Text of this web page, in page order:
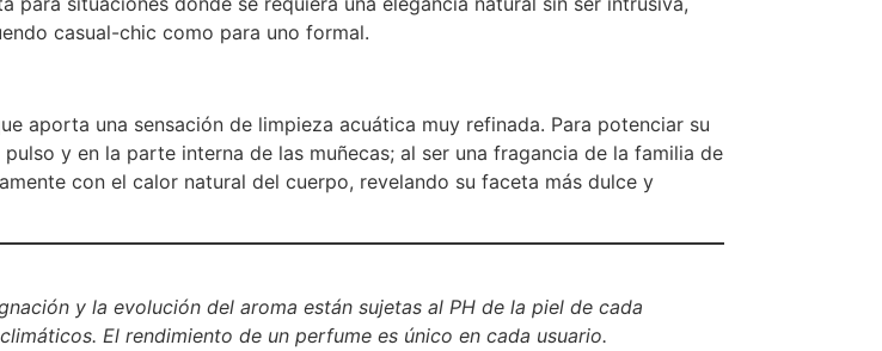
casual-chic como para uno formal.
aporta una sensación de limpieza acuática muy refinada. Para potenciar su
y en la parte interna de las muñecas; al ser una fragancia de la familia de
con el calor natural del cuerpo, revelando su faceta más dulce y
y la evolución del aroma están sujetas al PH de la piel de cada
El rendimiento de un perfume es único en cada usuario.